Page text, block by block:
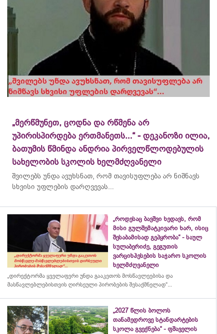
„მერწმუნეთ, ცოდნა და რწმენა არ
უპირისპირდება ერთმანეთს...“ - დეკანოზი ილია,
ბათუმის წმინდა ანდრია პირველწლოდებულის
სახელობის სკოლის ხელმძღვანელი
შვილებს უნდა ავუხსნათ, რომ თავისუფლება არ ნიშნავს
სხვისი უფლების დარღვევას...
„როდესაც ბავშვი ხედავს, რომ
მისი გულშემატკივარი ხარ, ისიც
შესაბამისად გეპყრობა“ - საულ
სულაბერიძე, გეგუთის
ვარციხჰესების საჯარო სკოლის
ხელმძღვანელი
„დირექტორმა ყველაფერი უნდა გააკეთოს მოსწავლეებისა და
მასწავლებლებისთვის ღირსეული პირობების შესაქმნელად“...
„2027 წლის ბოლოს
თანამედროვე სტანდარტების
სკოლა გვექნება“ - ფშაველის